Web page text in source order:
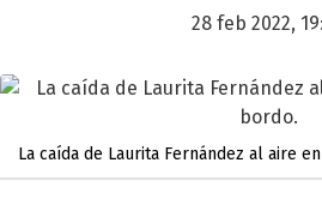
28 feb 2022,
La caída de Laurita Fernández al aire